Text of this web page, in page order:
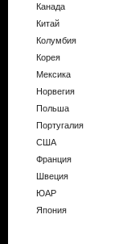
Канада
Китай
Колумбия
Корея
Мексика
Норвегия
Польша
Португалия
США
Франция
Швеция
ЮАР
Япония